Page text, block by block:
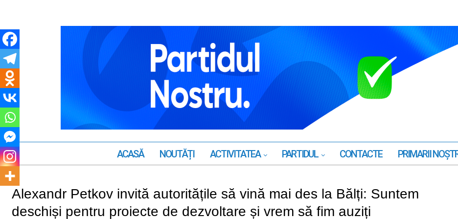
ACASĂ NOUTĂȚI ACTIVITATEA PARTIDUL CONTACTE PRIMARII
Alexandr Petkov invită autoritățile să vină mai des la Bălți: Suntem
deschiși pentru proiecte de dezvoltare și vrem să fim auziți